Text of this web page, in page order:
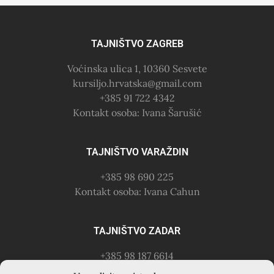
TAJNIŠTVO ZAGREB
Voćinska ulica 1, 10360 Sesvete
kursiljo.hrvatska@gmail.com
+385 91 722 4342
Kontakt osoba: Ivana Šarušić
TAJNIŠTVO VARAŽDIN
+385 98 690 225
Kontakt osoba: Ivana Cahun
TAJNIŠTVO ZADAR
+385 98 187 6614
Kontakt osoba: Ružica Anušić